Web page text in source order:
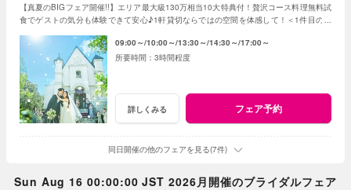
【真夏のBIGフェア開催!!】エリア最大級130万相当10大特典付！贅沢コース料理無料試
食でゲストの気分も体験できて安心♪1軒貸切ならではの空間を体感して！＜1件目の来
09:00～ 10:00～ 13:30～ 14:30～ 17:00～
3時間程度
詳しくみる フェア予約
同日開催の他のフェアを見る(7件)
Sun Aug 16 00:00:00 JST 2026月開催のブライダルフェア